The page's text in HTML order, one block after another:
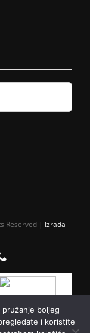
Reserved | Izrada
boljeg
i koristite